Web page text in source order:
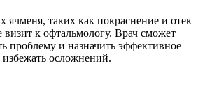
ячменя, таких как покраснение и отек
визит к офтальмологу. Врач сможет
проблему и назначить эффективное
осложнений.